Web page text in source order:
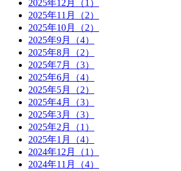
2025年12月（1）
2025年11月（2）
2025年10月（2）
2025年9月（4）
2025年8月（2）
2025年7月（3）
2025年6月（4）
2025年5月（2）
2025年4月（3）
2025年3月（3）
2025年2月（1）
2025年1月（4）
2024年12月（1）
2024年11月（4）